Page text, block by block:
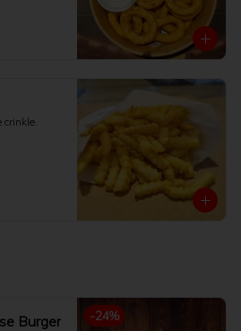
crinkle.
-24%
Burger